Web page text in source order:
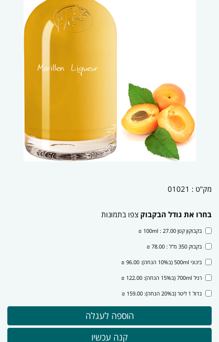
מק"ט : 01021
בחרו את גודל הבקבוק צפו בתמונות
בקבוקון קטן 100ml : 27.00 ₪
בקבוק 350 מ"ל : 78.00 ₪
בינוני 500ml (ב10% הנחה): 96.00 ₪
רגיל 700ml (ב15% הנחה): 122.00 ₪
גדול 1 ליטר (ב20% הנחה): 159.00 ₪